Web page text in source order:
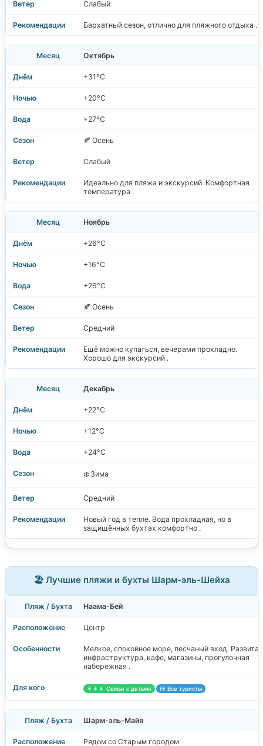
Слабый
Бархатный сезон, отлично для пляжного отдыха .
Октябрь
+31°C
+20°C
+27°C
🍂 Осень
Слабый
Идеально для пляжа и экскурсий. Комфортная
температура .
Ноябрь
+26°C
+16°C
+26°C
🍂 Осень
Средний
Ещё можно купаться, вечерами прохладно.
Хорошо для экскурсий .
Декабрь
+22°C
+12°C
+24°C
❄️ Зима
Средний
Новый год в тепле. Вода прохладная, но в
защищённых бухтах комфортно .
🏖️ Лучшие пляжи и бухты Шарм-эль-Шейха
Наама-Бей
Центр
Мелкое, спокойное море, песчаный вход. Развитая
инфраструктура, кафе, магазины, прогулочная
набережная .
👨‍👩‍👧 Семьи с детьми 👫 Все туристы
Шарм-эль-Майя
Рядом со Старым городом